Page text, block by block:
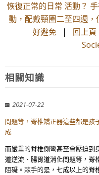
恢復正常的日常 活動？
動，配戴頸圈二至四週
好避免 | 回上頁
相關知識
2021-07-22
問題等，脊椎矯正器這些都是孩
成
而嚴重的脊椎側彎甚至會壓迫到
道逆流、腸胃道消化問題等，脊
阻礙。棘手的是，七成以上的脊